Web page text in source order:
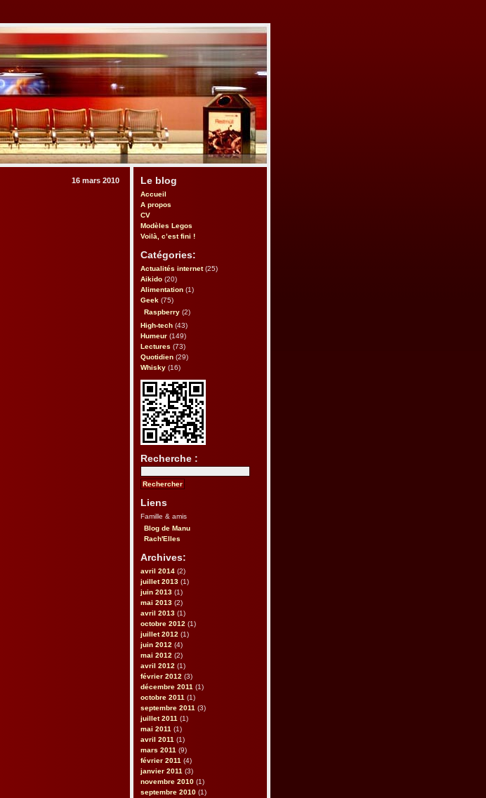
Le blog
Accueil
A propos
CV
Modèles Legos
Voilà, c’est fini !
Catégories:
Actualités internet(25)
Aikido (20)
Alimentation (1)
Geek (75)
Raspberry (2)
High-tech (43)
Humeur (149)
Lectures (73)
Quotidien (29)
Whisky (16)
Recherche :
Liens
Famille & amis
Blog de Manu
Rach'Elles
Archives:
avril 2014 (2)
juillet 2013 (1)
juin 2013 (1)
mai 2013 (2)
avril 2013 (1)
octobre 2012 (1)
juillet 2012 (1)
juin 2012 (4)
mai 2012 (2)
avril 2012 (1)
février 2012 (3)
décembre 2011 (1)
octobre 2011 (1)
septembre 2011 (3)
juillet 2011 (1)
mai 2011 (1)
avril 2011 (1)
mars 2011 (9)
février 2011 (4)
janvier 2011 (3)
novembre 2010 (1)
septembre 2010 (1)
16 mars 2010